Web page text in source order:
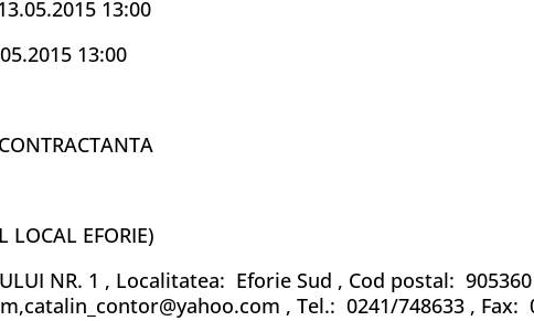
13:00
13:00
LOCAL EFORIE)
NR. 1 , Localitatea: Eforie Sud , Cod postal:
, Tel.: 0241/748633 , Fax: